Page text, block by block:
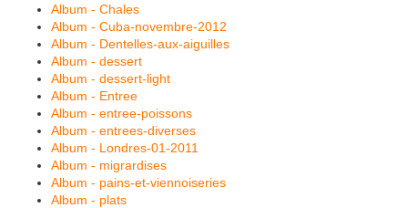
Album - Chales
Album - Cuba-novembre-2012
Album - Dentelles-aux-aiguilles
Album - dessert
Album - dessert-light
Album - Entree
Album - entree-poissons
Album - entrees-diverses
Album - Londres-01-2011
Album - migrardises
Album - pains-et-viennoiseries
Album - plats